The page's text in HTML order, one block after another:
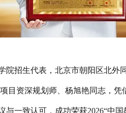
招生代表，北京市朝阳区北外
目资深规划师、杨旭艳同志，
一致认可，成功荣获2026“中